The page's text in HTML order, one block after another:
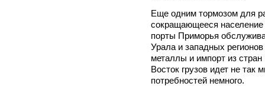
Еще одним тормозом для
сокращающееся
порты Приморья
Урала и западных
металлы и импорт из
Восток грузов идет не так
потребностей немного.